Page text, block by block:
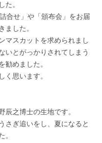
た。
合せ」や「頒布会」をお届
ました。
マスカットを求められまし
いとがっかりされてしまう
勧めました。
く思います。
辰之博士の生地です。
さぎ追いをし、夏になると
。